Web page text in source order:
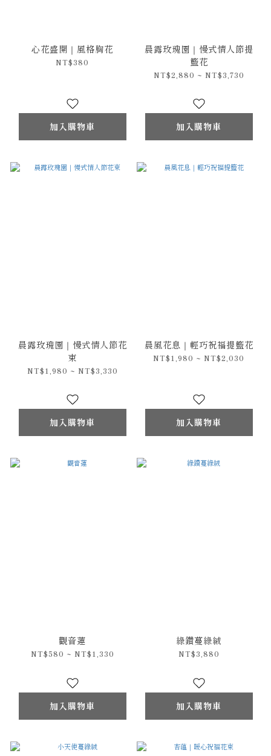
心花盛開｜風格胸花
NT$380
加入購物車
晨露玫瑰園｜慢式情人節提
籃花
NT$2,880 ~ NT$3,730
加入購物車
晨露玫瑰園｜慢式情人節花
束
NT$1,980 ~ NT$3,330
加入購物車
晨風花息｜輕巧祝福提籃花
NT$1,980 ~ NT$2,030
加入購物車
觀音蓮
NT$580 ~ NT$1,330
加入購物車
綠鑽蔓綠絨
NT$3,880
加入購物車